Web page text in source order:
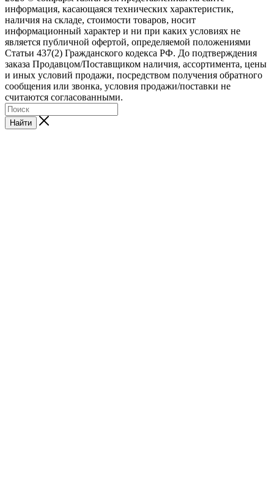
информация, касающаяся технических характеристик,
наличия на складе, стоимости товаров, носит
информационный характер и ни при каких условиях не
является публичной офертой, определяемой положениями
Статьи 437(2) Гражданского кодекса РФ. До подтверждения
заказа Продавцом/Поставщиком наличия, ассортимента, цены
и иных условий продажи, посредством получения обратного
сообщения или звонка, условия продажи/поставки не
считаются согласованными.
Найти